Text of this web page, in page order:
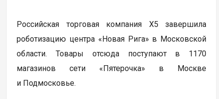
Российская торговая компания X5 завершила
роботизацию центра «Новая Рига» в Московской
области. Товары отсюда поступают в 1170
магазинов сети «Пятерочка» в Москве
и Подмосковье.